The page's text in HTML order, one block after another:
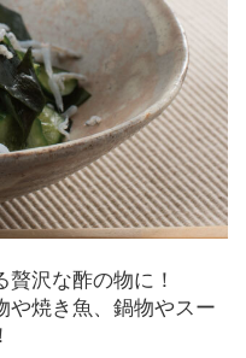
沢な酢の物に！
や焼き魚、鍋物やスー